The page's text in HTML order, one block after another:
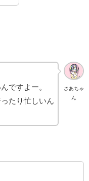
さあちゃ
ん
ですよー。
たり忙しいん